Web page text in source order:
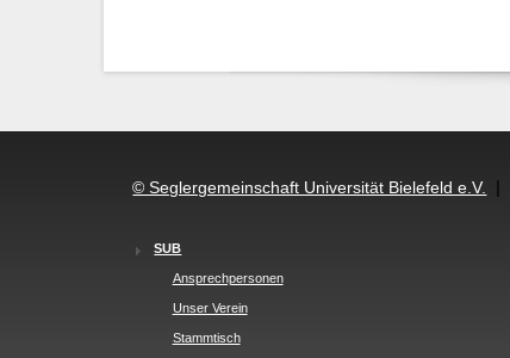
© Seglergemeinschaft Universität Bielefeld e.V. |
SUB
Ansprechpersonen
Unser Verein
Stammtisch